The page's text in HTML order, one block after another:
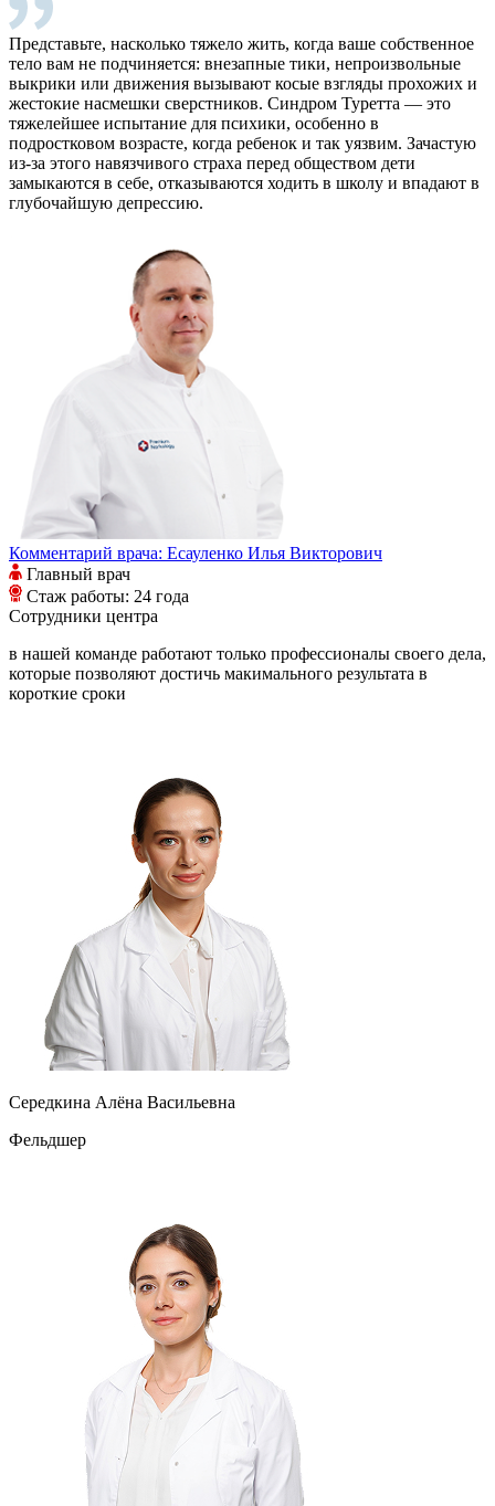
Представьте, насколько тяжело жить, когда ваше собственное
тело вам не подчиняется: внезапные тики, непроизвольные
выкрики или движения вызывают косые взгляды прохожих и
жестокие насмешки сверстников. Синдром Туретта — это
тяжелейшее испытание для психики, особенно в
подростковом возрасте, когда ребенок и так уязвим. Зачастую
из-за этого навязчивого страха перед обществом дети
замыкаются в себе, отказываются ходить в школу и впадают в
глубочайшую депрессию.
Комментарий врача: Есауленко Илья Викторович
Главный врач
Стаж работы: 24 года
Сотрудники центра
в нашей команде работают только профессионалы своего дела,
которые позволяют достичь макимального результата в
короткие сроки
Середкина Алёна Васильевна
Фельдшер